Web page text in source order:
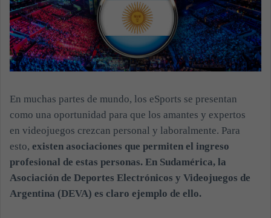
En muchas partes de mundo, los eSports se presentan
como una oportunidad para que los amantes y expertos
en videojuegos crezcan personal y laboralmente. Para
esto, existen asociaciones que permiten el ingreso
profesional de estas personas. En Sudamérica, la
Asociación de Deportes Electrónicos y Videojuegos de
Argentina (DEVA) es claro ejemplo de ello.